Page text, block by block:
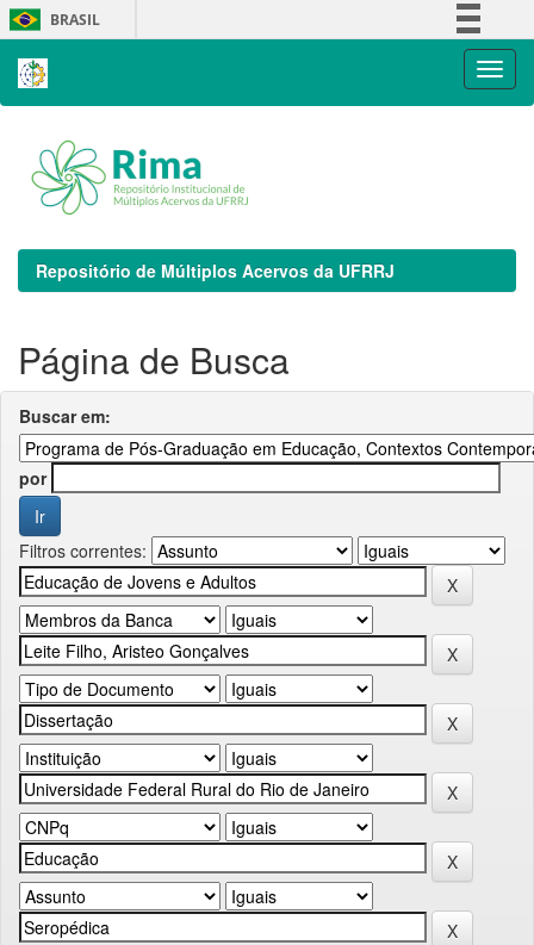
Skip
navigation
BRASIL
Repositório de Múltiplos Acervos da UFRRJ
Página de Busca
Buscar em:
por
Filtros correntes: